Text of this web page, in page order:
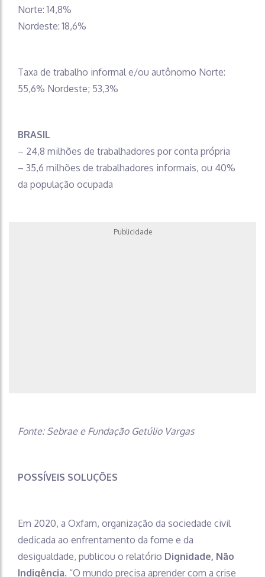
Norte: 14,8%
Nordeste: 18,6%
Taxa de trabalho informal e/ou autônomo Norte:
55,6% Nordeste; 53,3%
BRASIL
– 24,8 milhões de trabalhadores por conta própria
– 35,6 milhões de trabalhadores informais, ou 40%
da população ocupada
Publicidade
Fonte: Sebrae e Fundação Getúlio Vargas
POSSÍVEIS SOLUÇÕES
Em 2020, a Oxfam, organização da sociedade civil
dedicada ao enfrentamento da fome e da
desigualdade, publicou o relatório Dignidade, Não
Indigência. “O mundo precisa aprender com a crise